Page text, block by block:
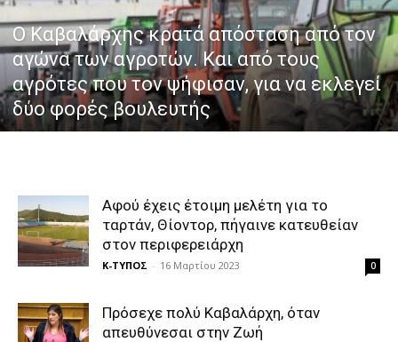
Ο Καβαλάρχης κρατά απόσταση από τον
αγώνα των αγροτών. Και από τους
αγρότες που τον ψήφισαν, για να εκλεγεί
δύο φορές βουλευτής
Αφού έχεις έτοιμη μελέτη για το
ταρτάν, Θίοντορ, πήγαινε κατευθείαν
στον περιφερειάρχη
Κ-ΤΥΠΟΣ - 16 Μαρτίου 2023 0
Πρόσεχε πολύ Καβαλάρχη, όταν
απευθύνεσαι στην Ζωή